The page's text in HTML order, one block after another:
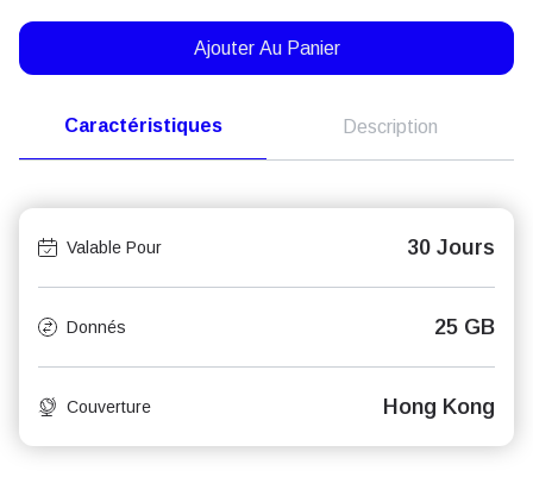
Ajouter Au Panier
Caractéristiques Description
Valable Pour 30 Jours
Donnés 25 GB
Couverture Hong Kong